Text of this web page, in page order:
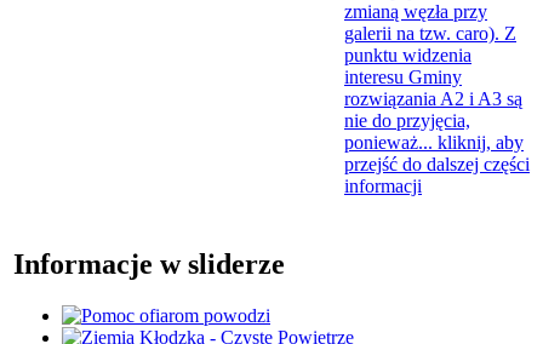
zmianą węzła przy
galerii na tzw. caro). Z
punktu widzenia
interesu Gminy
rozwiązania A2 i A3 są
nie do przyjęcia,
ponieważ... kliknij, aby
przejść do dalszej części
informacji
Informacje w sliderze